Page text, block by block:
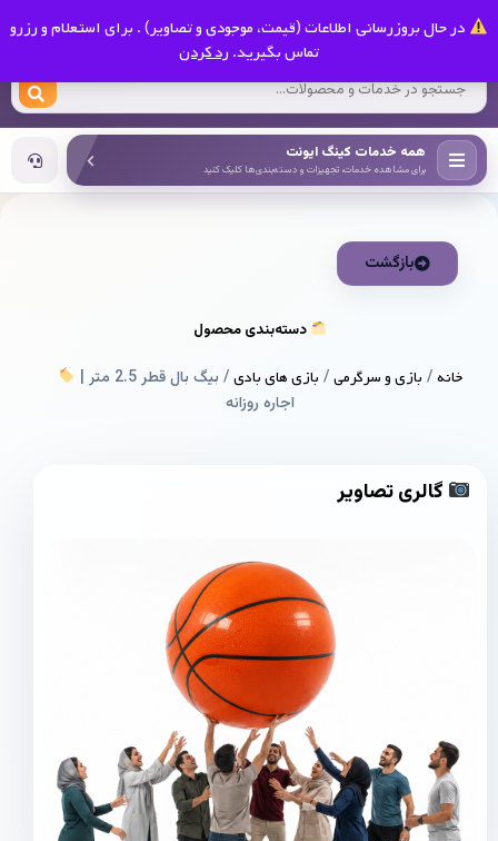
در حال بروزرسانی اطلاعات (قیمت، موجودی و تصاویر) . برای استعلام و رزرو
تماس بگیرید. رد کردن
کینگ ایونت
همه خدمات کینگ ایونت
برای مشاهده خدمات، تجهیزات و دسته‌بندی‌ها کلیک کنید
بازگشت
دسته‌بندی محصول
خانه/ بازی و سرگرمی/ بازی های بادی/ بیگ بال قطر 2.5 متر |
اجاره روزانه
گالری تصاویر